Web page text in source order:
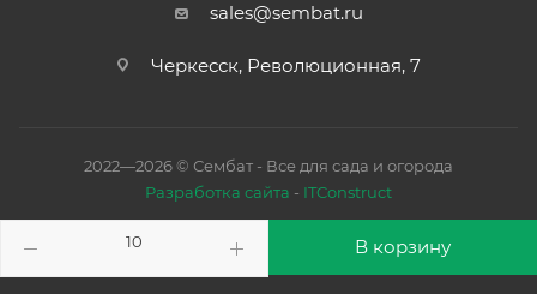
В корзину
sales@sembat.ru
Черкесск, Революционная, 7
2022—2026 © Сембат - Все для сада и огорода
Разработка сайта - ITConstruct